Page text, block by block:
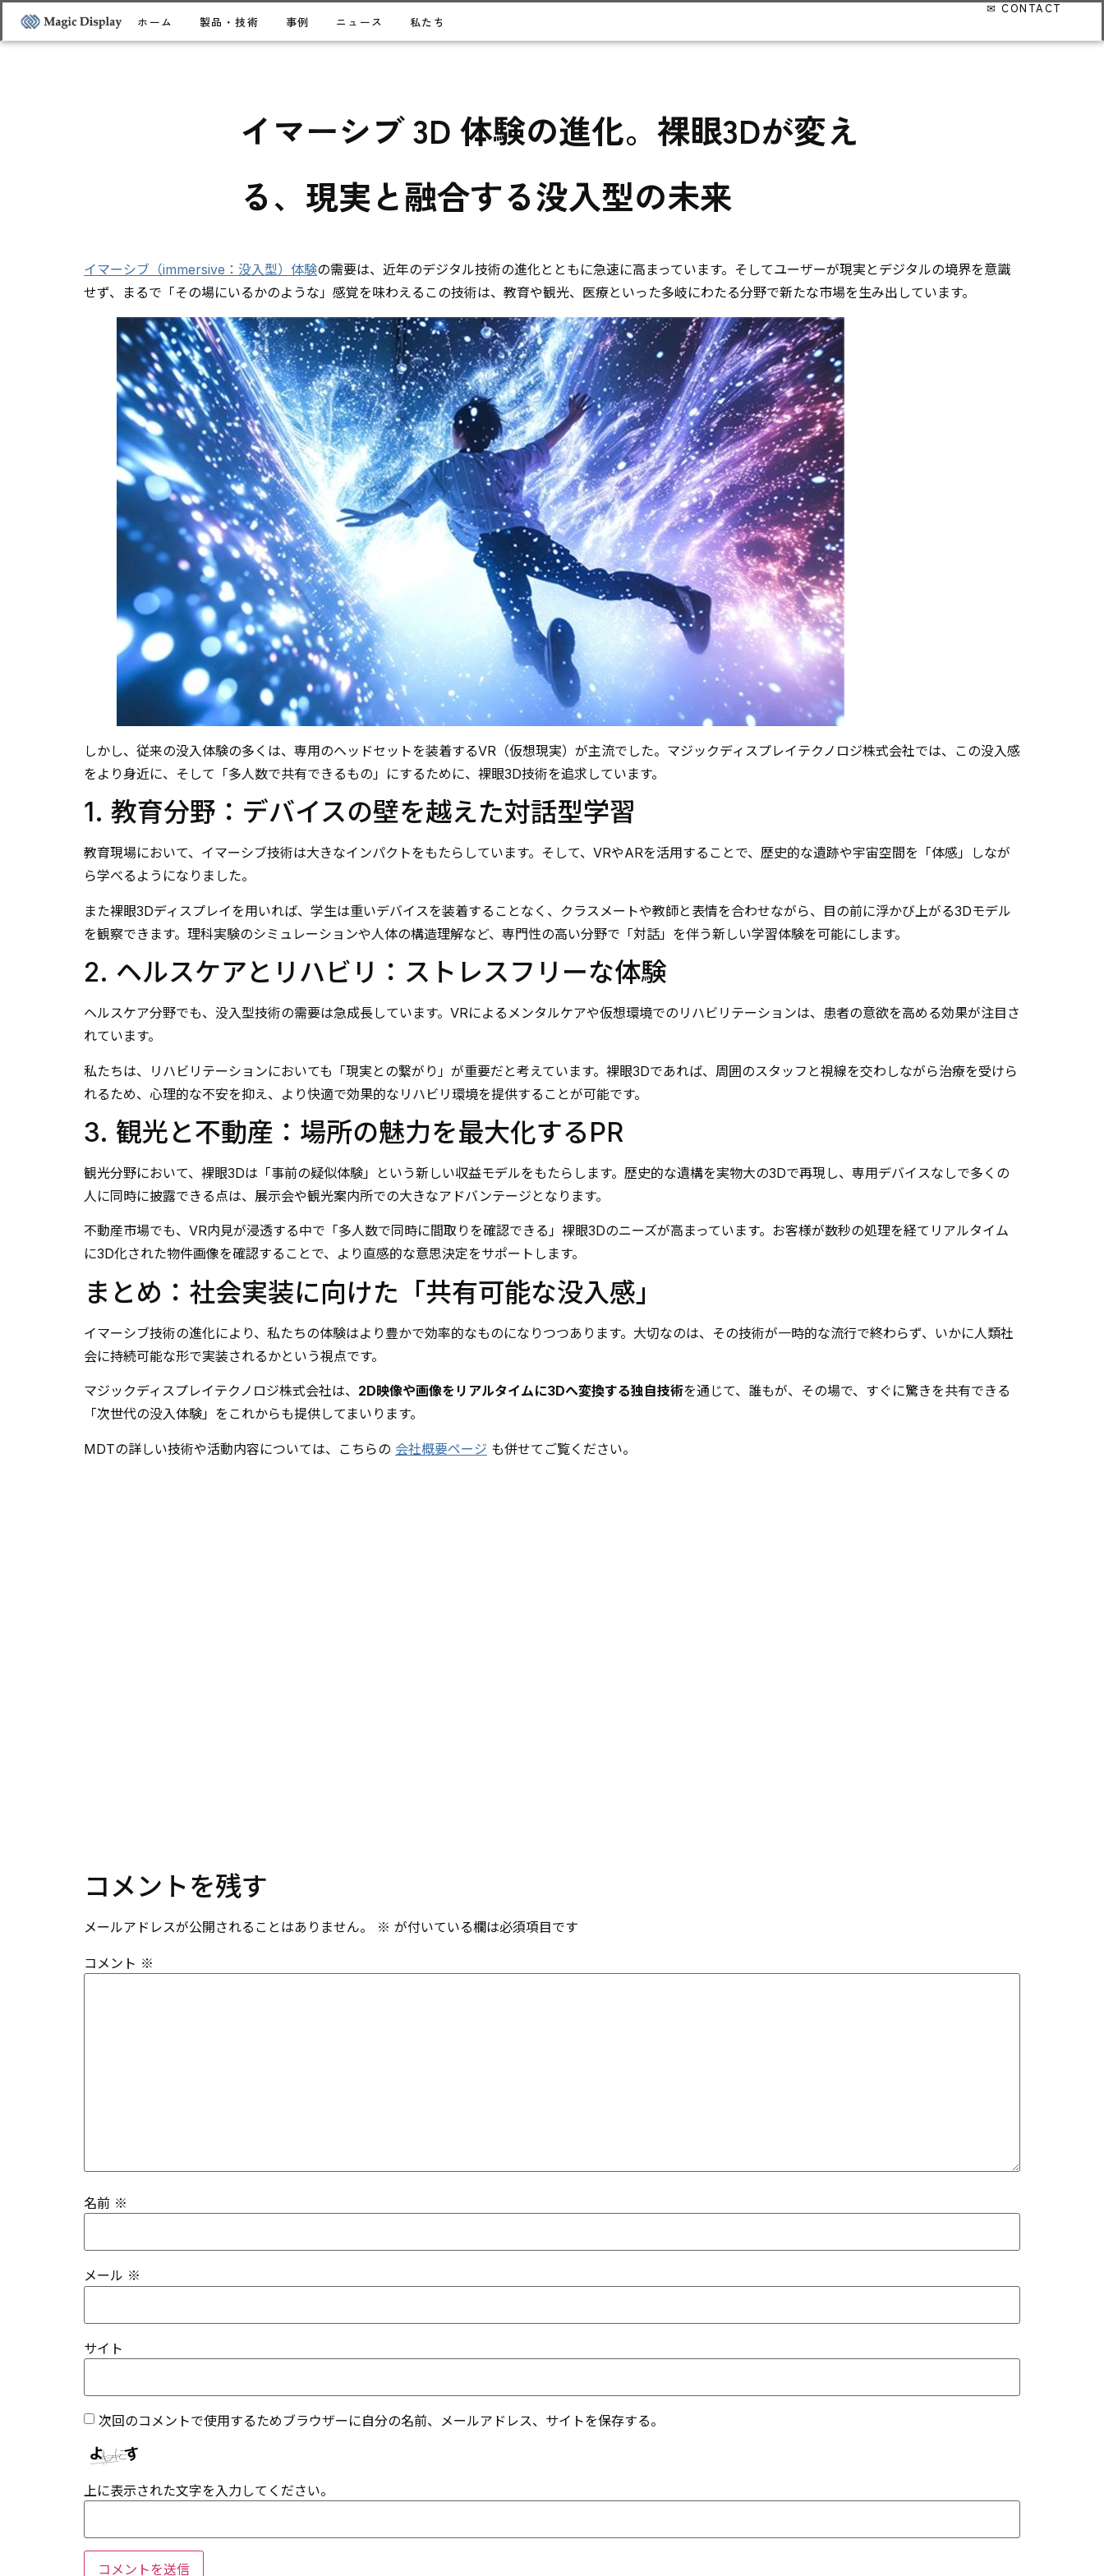
ホーム 製品・技術 事例 ニュース 私たち
イマーシブ 3D 体験の進化。裸眼3Dが変え
る、現実と融合する没入型の未来
イマーシブ（immersive：没入型）体験の需要は、近年のデジタル技術の進化とともに急速に高まっています。そしてユーザーが現実とデジタルの境界を意識
せず、まるで「その場にいるかのような」感覚を味わえるこの技術は、教育や観光、医療といった多岐にわたる分野で新たな市場を生み出しています。
しかし、従来の没入体験の多くは、専用のヘッドセットを装着するVR（仮想現実）が主流でした。マジックディスプレイテクノロジ株式会社では、この没入感
をより身近に、そして「多人数で共有できるもの」にするために、裸眼3D技術を追求しています。
1. 教育分野：デバイスの壁を越えた対話型学習
教育現場において、イマーシブ技術は大きなインパクトをもたらしています。そして、VRやARを活用することで、歴史的な遺跡や宇宙空間を「体感」しなが
ら学べるようになりました。
また裸眼3Dディスプレイを用いれば、学生は重いデバイスを装着することなく、クラスメートや教師と表情を合わせながら、目の前に浮かび上がる3Dモデル
を観察できます。理科実験のシミュレーションや人体の構造理解など、専門性の高い分野で「対話」を伴う新しい学習体験を可能にします。
2. ヘルスケアとリハビリ：ストレスフリーな体験
ヘルスケア分野でも、没入型技術の需要は急成長しています。VRによるメンタルケアや仮想環境でのリハビリテーションは、患者の意欲を高める効果が注目さ
れています。
私たちは、リハビリテーションにおいても「現実との繋がり」が重要だと考えています。裸眼3Dであれば、周囲のスタッフと視線を交わしながら治療を受けら
れるため、心理的な不安を抑え、より快適で効果的なリハビリ環境を提供することが可能です。
3. 観光と不動産：場所の魅力を最大化するPR
観光分野において、裸眼3Dは「事前の疑似体験」という新しい収益モデルをもたらします。歴史的な遺構を実物大の3Dで再現し、専用デバイスなしで多くの
人に同時に披露できる点は、展示会や観光案内所での大きなアドバンテージとなります。
不動産市場でも、VR内見が浸透する中で「多人数で同時に間取りを確認できる」裸眼3Dのニーズが高まっています。お客様が数秒の処理を経てリアルタイム
に3D化された物件画像を確認することで、より直感的な意思決定をサポートします。
まとめ：社会実装に向けた「共有可能な没入感」
イマーシブ技術の進化により、私たちの体験はより豊かで効率的なものになりつつあります。大切なのは、その技術が一時的な流行で終わらず、いかに人類社
会に持続可能な形で実装されるかという視点です。
マジックディスプレイテクノロジ株式会社は、 2D映像や画像をリアルタイムに3Dへ変換する独自技術を通じて、誰もが、その場で、すぐに驚きを共有できる
「次世代の没入体験」をこれからも提供してまいります。
MDTの詳しい技術や活動内容については、こちらの 会社概要ページ も併せてご覧ください。
コメントを残す
メールアドレスが公開されることはありません。 ※ が付いている欄は必須項目です
コメント ※
名前 ※
メール ※
サイト
次回のコメントで使用するためブラウザーに自分の名前、メールアドレス、サイトを保存する。
上に表示された文字を入力してください。